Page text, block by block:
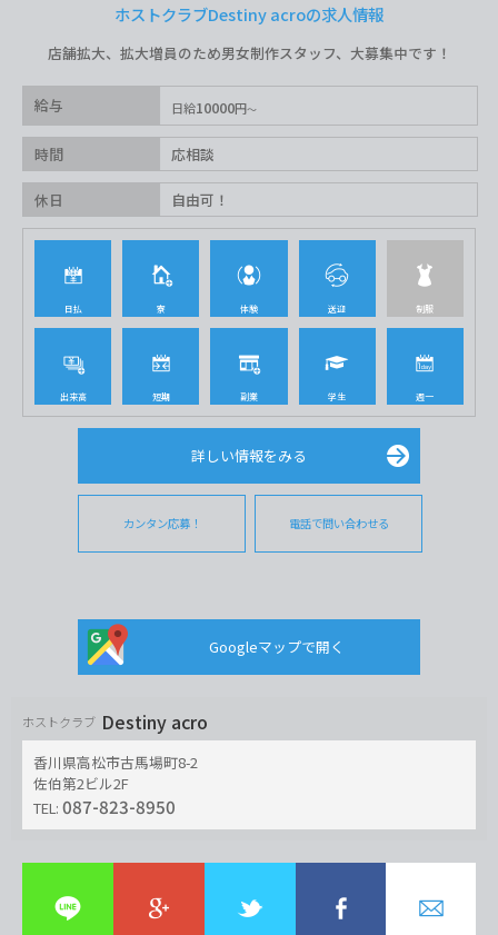
ホストクラブDestiny acroの求人情報
店舗拡大、拡大増員のため男女制作スタッフ、大募集中です！
給与 日給10000円
時間 応相談
休日 自由可！
日払 寮 体験 送迎 制服
出来高 短期 副業 学生 週一
詳しい情報をみる
カンタン応募！ 電話で問い合わせる
Googleマップで開く
ホストクラブ Destiny acro
香川県高松市古馬場町8-2
佐伯第2ビル2F
TEL: 087-823-8950